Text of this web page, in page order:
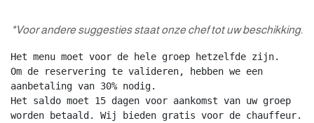
*Voor andere suggesties staat onze chef tot uw beschikking.
Het menu moet voor de hele groep hetzelfde zijn.
Om de reservering te valideren, hebben we een
aanbetaling van 30% nodig.
Het saldo moet 15 dagen voor aankomst van uw groep
worden betaald. Wij bieden gratis voor de chauffeur.